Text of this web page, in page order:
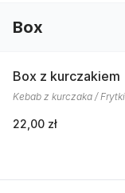
Box
Box z kurczakiem
Kebab z kurczaka /
22,00 zł